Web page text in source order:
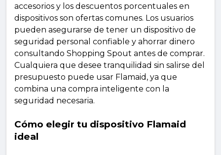
accesorios y los descuentos porcentuales en
dispositivos son ofertas comunes. Los usuarios
pueden asegurarse de tener un dispositivo de
seguridad personal confiable y ahorrar dinero
consultando Shopping Spout antes de comprar.
Cualquiera que desee tranquilidad sin salirse del
presupuesto puede usar Flamaid, ya que
combina una compra inteligente con la
seguridad necesaria.
Cómo elegir tu dispositivo Flamaid
ideal